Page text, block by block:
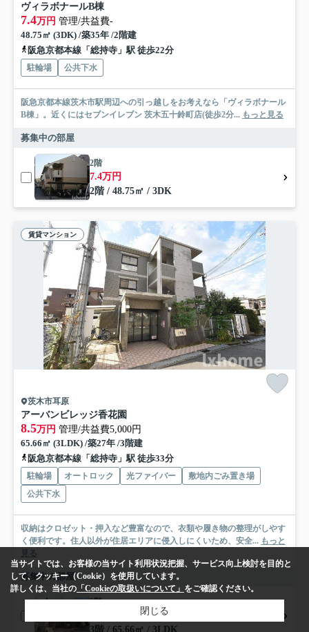
ヴィラボナールB棟
7.4万円 管理/共益費-
48.75㎡ (3DK) /築35年 /2階建
阪急京都本線「総持寺」駅 徒歩22分
駐輪場 公共下水
阪急京都本線茨木市駅周辺への引っ越しをお考えなら「ヴィラボナール
B棟」。近くにはセブンイレブン 茨木五十鈴町店(徒歩2分... もっと見る
募集中の部屋
2階
7.4万円
2階 / 48.75㎡ / 3DK
賃貸マンション
茨木市耳原
アーバンビレッジ香花園
8.5万円 管理/共益費5,000円
65.66㎡ (3LDK) /築27年 /3階建
阪急京都本線「総持寺」駅 徒歩33分
駐輪場 オートロック 光ファイバー
敷地内ごみ置き場
公共下水
収納はクロゼット・押入など豊富なので、衣類や履き物の整理がしやす
く便利です。住人以外が住居エリアに侵入しにくいため、安全... もっと
見る
募集中の部屋
3階
3階 / 65.66㎡ / 3LDK
当サイトでは、お客様の当サイト利用状況把握、サービス向上検討を目的と
して、クッキー（Cookie）を使用しています。
詳しくは、当社の 「Cookieの取扱いについて」 をご確認ください。
閉じる